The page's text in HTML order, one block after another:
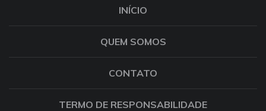
INÍCIO
QUEM SOMOS
CONTATO
TERMO DE RESPONSABILIDADE